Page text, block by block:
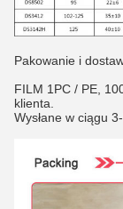
Pakowanie i
FILM 1PC / PE,
klienta.
Wysłane w ciągu